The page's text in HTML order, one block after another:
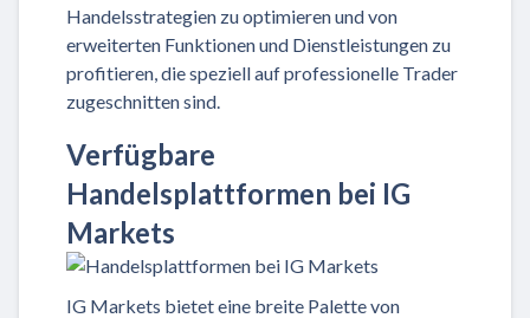
Handelsstrategien zu optimieren und von
erweiterten Funktionen und Dienstleistungen zu
profitieren, die speziell auf professionelle Trader
zugeschnitten sind.
Verfügbare
Handelsplattformen bei IG
Markets
IG Markets bietet eine breite Palette von